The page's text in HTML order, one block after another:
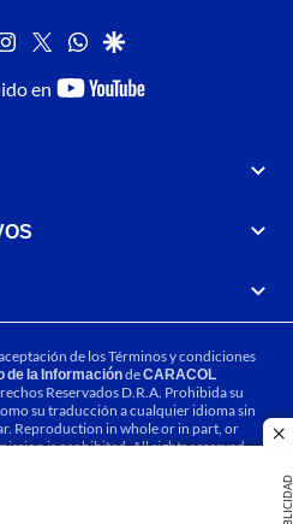
PUBLICIDAD
instagram
twitterwhatsapp
google
en
youtube-
de losTérminos y condiciones
de la InformacióndeCARACOL
Reservados D.R.A. Prohibida su
su traducción a cualquier idioma sin
Reproduction in whole or in part, or
is prohibited. All rights reserved